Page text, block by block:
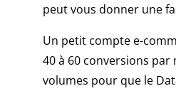
peut vous donner une
Un petit compte e-
40 à 60 conversions par
volumes pour que le